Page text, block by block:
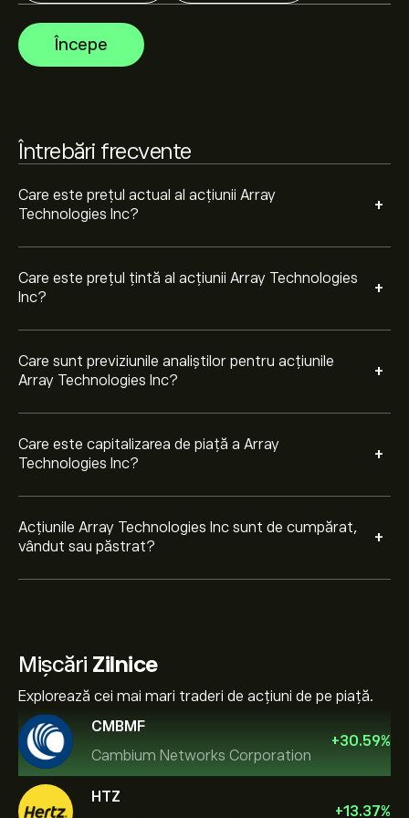
Începe
Întrebări frecvente
Care este prețul actual al acțiunii Array
Technologies Inc?
+
Care este prețul țintă al acțiunii Array Technologies
Inc?
+
Care sunt previziunile analiștilor pentru acțiunile
Array Technologies Inc?
+
Technologies Inc bazate pe tendințele pieței, rapoarte
financiare și creșterea estimată. Verifică cele mai
recente previziuni pentru mișcările viitoare de preț.
Care este capitalizarea de piață a Array
Technologies Inc?
+
Acțiunile Array Technologies Inc sunt de cumpărat,
vândut sau păstrat?
+
Pe baza recomandărilor a 9 analiști pentru ARRY în
Mișcări Zilnice
Explorează cei mai mari traderi de acțiuni de pe piață.
CMBMF
Cambium Networks Corporation
+30.59%
HTZ
+13.37%